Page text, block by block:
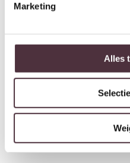
Marketing
Alles